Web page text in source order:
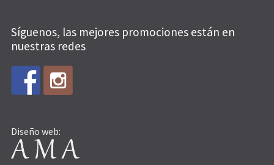
Síguenos, las mejores promociones están en
nuestras redes
Diseño web: